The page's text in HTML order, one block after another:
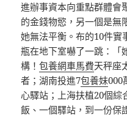
進辦事資本向重點群體會
的金錢物慾，另一個是無
她無法平衡。布的10件實
瓶在地下室嚇了一跳：「
構！包養網車馬費天秤座
者；湖南投進7包養妹000
心驛站；上海扶植20個綜
飯、一個驛站，到一份保